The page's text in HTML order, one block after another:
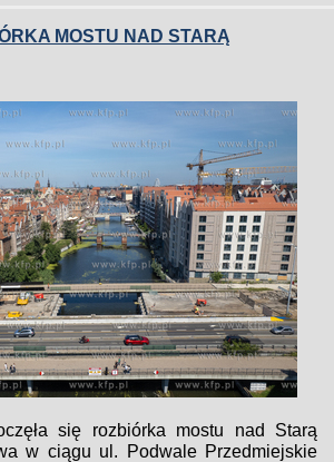
MOSTU NAD STARĄ
się rozbiórka mostu nad Starą
w ciągu ul. Podwale Przedmiejskie